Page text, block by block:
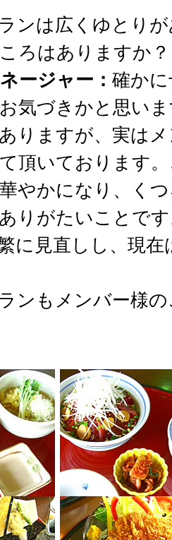
ンは広くゆとり
ろはありますか？
ージャー： 確か
気づきかと思い
りますが、実は
頂いております
やかになり、く
りがたいことで
に見直しし、現
ンもメンバー様